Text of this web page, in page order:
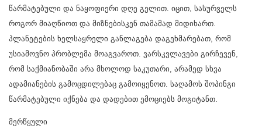
წარმატებული და ნაყოფიერი დღე გელით. იცით, სასურველს
როგორ მიაღწიოთ და მიზნებისკენ თამამად მიდიხართ.
პლანეტების ხელსაყრელი განლაგება დაგეხმარებათ, რომ
უსიამოვნო პრობლემა მოაგვაროთ. ვარსკვლავები გირჩევენ,
რომ საქმიანობაში არა მხოლოდ საკუთარი, არამედ სხვა
ადამიანების გამოცდილებაც გამოიყენოთ. საღამოს შოპინგი
წარმატებული იქნება და დადებით ემოციებს მოგიტანთ.
მერწყული